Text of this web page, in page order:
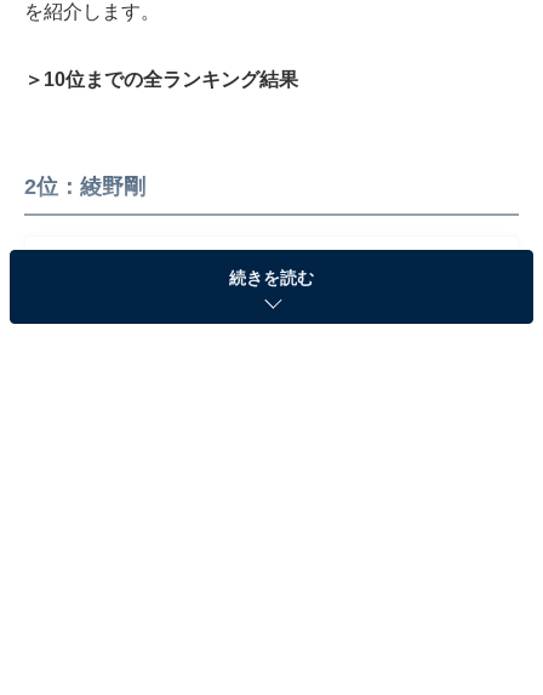
を紹介します。
＞10位までの全ランキング結果
2位：綾野剛
続きを読む